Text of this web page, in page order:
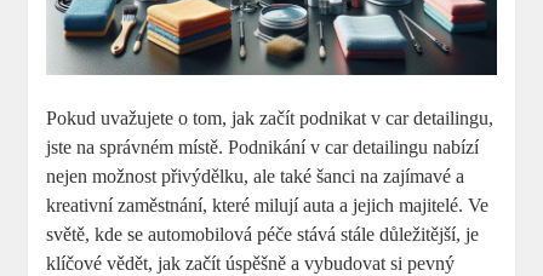
Pokud uvažujete o tom, jak‍ začít podnikat v ⁢car detailingu,
jste na⁤ správném místě. Podnikání v car detailingu nabízí
nejen​ možnost⁢ přivýdělku, ale také šanci na zajímavé‌ a
kreativní zaměstnání, které milují⁢ auta a ⁢jejich majitelé. Ve
světě, ⁣kde se automobilová ​péče stává stále důležitější, je
klíčové vědět,‍ jak začít úspěšně a vybudovat si pevný